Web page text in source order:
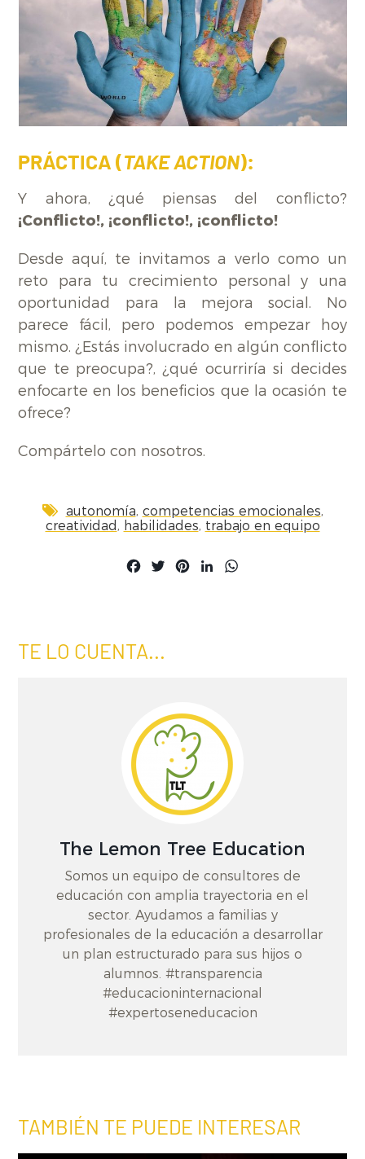
PRÁCTICA (TAKE ACTION):
Y ahora, ¿qué piensas del conflicto?
¡Conflicto!, ¡conflicto!, ¡conflicto!
Desde aquí, te invitamos a verlo como un
reto para tu crecimiento personal y una
oportunidad para la mejora social. No
parece fácil, pero podemos empezar hoy
mismo. ¿Estás involucrado en algún conflicto
que te preocupa?, ¿qué ocurriría si decides
enfocarte en los beneficios que la ocasión te
ofrece?
Compártelo con nosotros.
autonomía, competencias emocionales,
creatividad, habilidades, trabajo en equipo
Facebook
TwitterPinterestLinkedIn
TE LO CUENTA...
The Lemon Tree Education
Somos un equipo de consultores de
educación con amplia trayectoria en el
sector. Ayudamos a familias y
profesionales de la educación a desarrollar
un plan estructurado para sus hijos o
alumnos. #transparencia
#educacioninternacional
#expertoseneducacion
TAMBIÉN TE PUEDE INTERESAR